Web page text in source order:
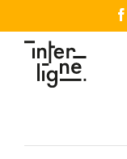
au
contenu